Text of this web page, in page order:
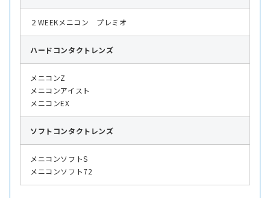
２WEEKメニコン プレミオ
ハード コンタクトレンズ
メニコンZ
メニコンアイスト
メニコンEX
ソフト コンタクトレンズ
メニコンソフトS
メニコンソフト72